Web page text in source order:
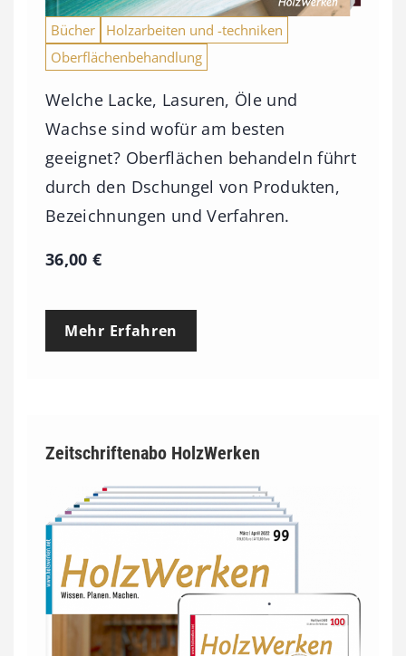
Bücher
Holzarbeiten und -techniken
Oberflächenbehandlung
Welche Lacke, Lasuren, Öle und
Wachse sind wofür am besten
geeignet? Oberflächen behandeln führt
durch den Dschungel von Produkten,
Bezeichnungen und Verfahren.
36,00€
Mehr Erfahren
Zeitschriftenabo HolzWerken